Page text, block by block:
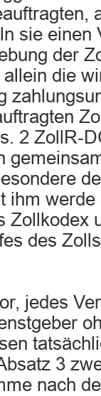
sie einen
der
die
2
ihm
Zollkodex
des
jedes
3
nach